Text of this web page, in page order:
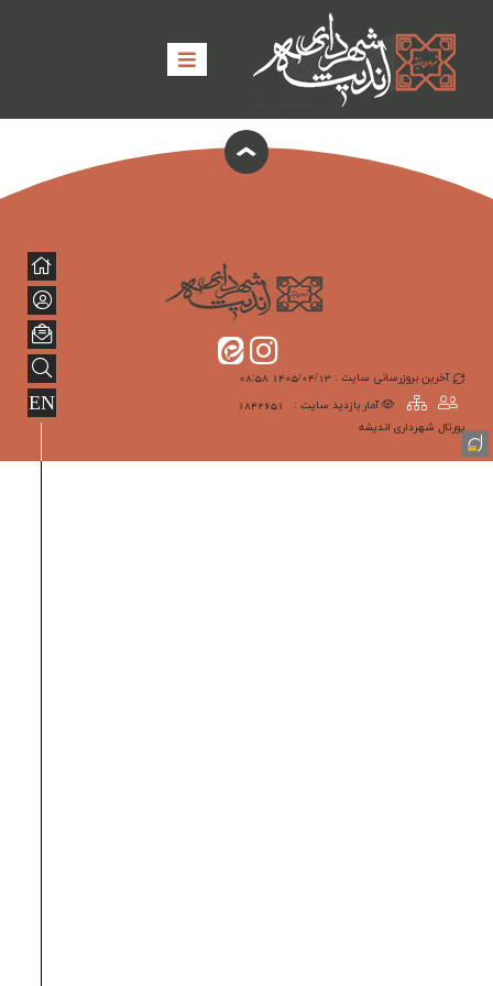
EN
آخرین بروزرسانی سایت : 1405/04/13 08:58
آمار بازدید سایت :
1842651
پورتال شهرداری انديشه